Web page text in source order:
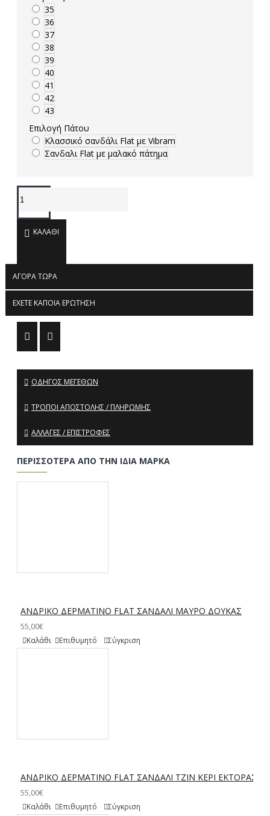
35
36
37
38
39
40
41
42
43
Επιλογή Πάτου
Κλασσικό σανδάλι Flat με Vibram
Σανδαλι Flat με μαλακό πάτημα
ΚΑΛΆΘΙ
ΑΓΟΡΆ ΤΏΡΑ
ΈΧΕΤΕ ΚΆΠΟΙΑ ΕΡΏΤΗΣΗ
ΟΔΗΓΌΣ ΜΕΓΕΘΏΝ
ΤΡΌΠΟΙ ΑΠΟΣΤΟΛΉΣ / ΠΛΗΡΩΜΉΣ
ΑΛΛΑΓΈΣ / ΕΠΙΣΤΡΟΦΈΣ
ΠΕΡΙΣΣΌΤΕΡΑ ΑΠΌ ΤΗΝ ΊΔΙΑ ΜΆΡΚΑ
ΑΝΔΡΙΚΟ ΔΕΡΜΑΤΙΝΟ FLAT ΣΑΝΔΑΛΙ ΜΑΥΡΟ ΔΟΥΚΑΣ
55,00€
Καλάθι Επιθυμητό Σύγκριση
ΑΝΔΡΙΚΟ ΔΕΡΜΑΤΙΝΟ FLAT ΣΑΝΔΑΛΙ ΤΖΙΝ ΚΕΡΙ ΕΚΤΟΡΑΣ
55,00€
Καλάθι Επιθυμητό Σύγκριση